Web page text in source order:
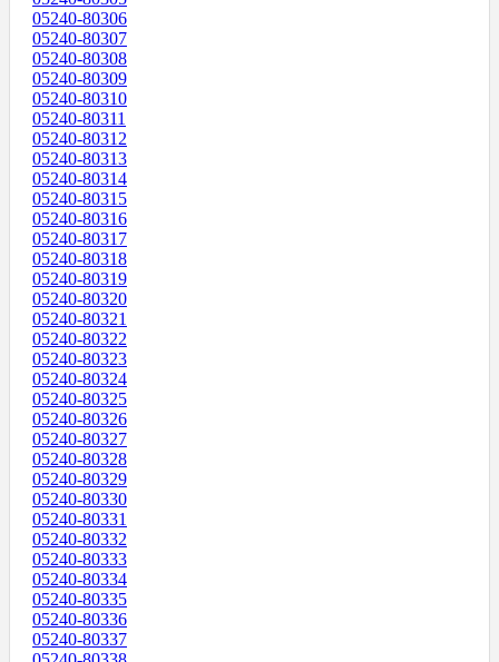
05240-80306
05240-80307
05240-80308
05240-80309
05240-80310
05240-80311
05240-80312
05240-80313
05240-80314
05240-80315
05240-80316
05240-80317
05240-80318
05240-80319
05240-80320
05240-80321
05240-80322
05240-80323
05240-80324
05240-80325
05240-80326
05240-80327
05240-80328
05240-80329
05240-80330
05240-80331
05240-80332
05240-80333
05240-80334
05240-80335
05240-80336
05240-80337